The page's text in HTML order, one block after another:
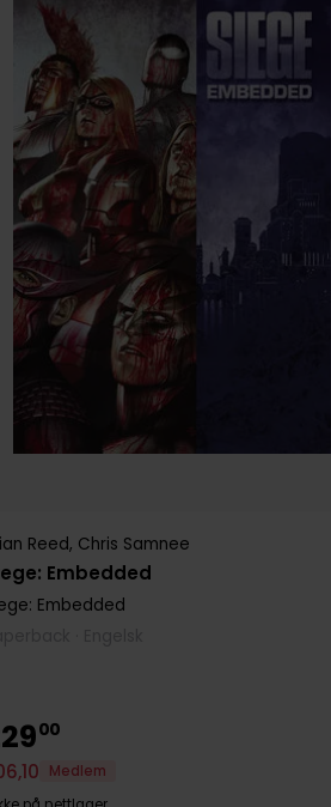
Embedded
Reed, Chris Samnee
Embedded
00
,10
Medlem